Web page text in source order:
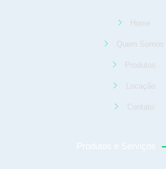
Home
Quem Somos
Produtos
Locação
Contato
Produtos e Serviços